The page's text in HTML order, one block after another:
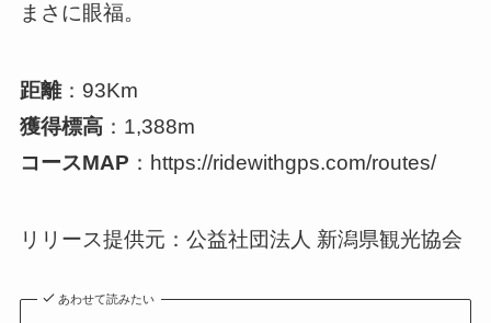
まさに眼福。
距離：93Km
獲得標高：1,388m
コースMAP ：https://ridewithgps.com/routes/
リリース提供元：公益社団法人 新潟県観光協会
あわせて読みたい